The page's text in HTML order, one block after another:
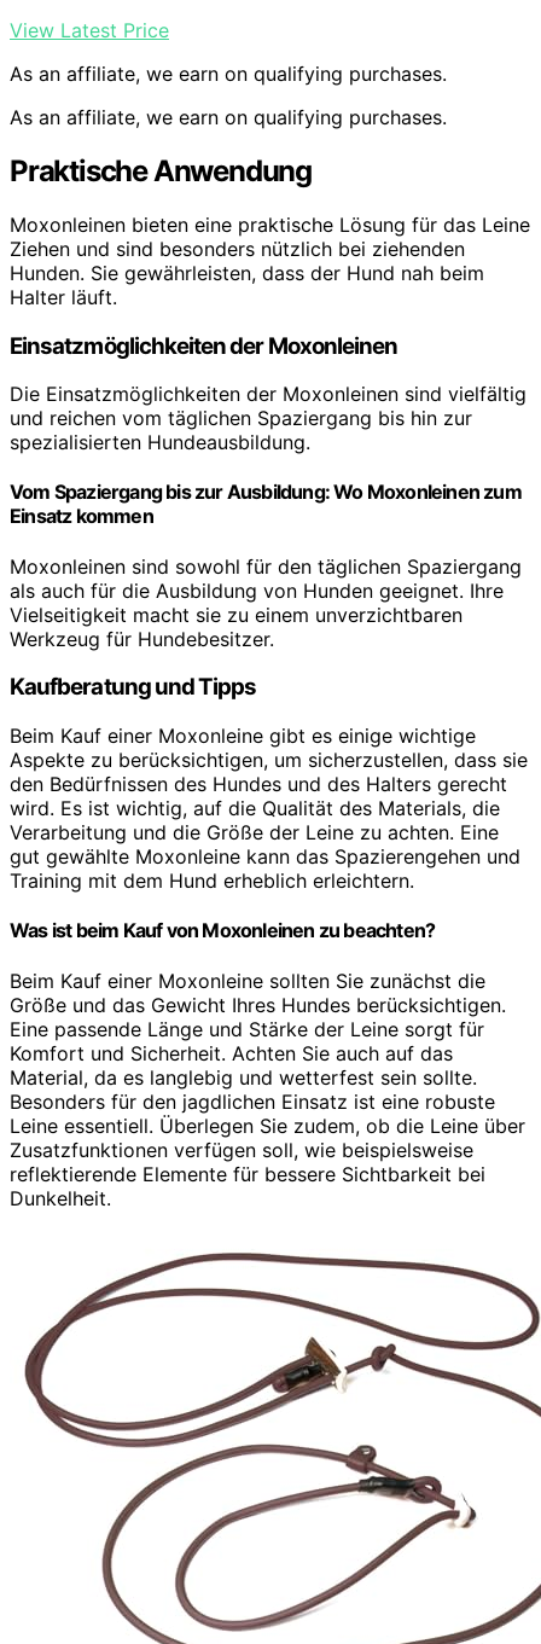
View Latest Price
As an affiliate, we earn on qualifying purchases.
As an affiliate, we earn on qualifying purchases.
Praktische Anwendung
Moxonleinen bieten eine praktische Lösung für das Leine
Ziehen und sind besonders nützlich bei ziehenden
Hunden. Sie gewährleisten, dass der Hund nah beim
Halter läuft.
Einsatzmöglichkeiten der Moxonleinen
Die Einsatzmöglichkeiten der Moxonleinen sind vielfältig
und reichen vom täglichen Spaziergang bis hin zur
spezialisierten Hundeausbildung.
Vom Spaziergang bis zur Ausbildung: Wo Moxonleinen zum
Einsatz kommen
Moxonleinen sind sowohl für den täglichen Spaziergang
als auch für die Ausbildung von Hunden geeignet. Ihre
Vielseitigkeit macht sie zu einem unverzichtbaren
Werkzeug für Hundebesitzer.
Kaufberatung und Tipps
Beim Kauf einer Moxonleine gibt es einige wichtige
Aspekte zu berücksichtigen, um sicherzustellen, dass sie
den Bedürfnissen des Hundes und des Halters gerecht
wird. Es ist wichtig, auf die Qualität des Materials, die
Verarbeitung und die Größe der Leine zu achten. Eine
gut gewählte Moxonleine kann das Spazierengehen und
Training mit dem Hund erheblich erleichtern.
Was ist beim Kauf von Moxonleinen zu beachten?
Beim Kauf einer Moxonleine sollten Sie zunächst die
Größe und das Gewicht Ihres Hundes berücksichtigen.
Eine passende Länge und Stärke der Leine sorgt für
Komfort und Sicherheit. Achten Sie auch auf das
Material, da es langlebig und wetterfest sein sollte.
Besonders für den jagdlichen Einsatz ist eine robuste
Leine essentiell. Überlegen Sie zudem, ob die Leine über
Zusatzfunktionen verfügen soll, wie beispielsweise
reflektierende Elemente für bessere Sichtbarkeit bei
Dunkelheit.